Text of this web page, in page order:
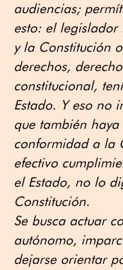
audiencias;
esto: el
y la Constitución
derechos,
constitucional,
Estado. Y eso no
que también
conformidad a la
efectivo
el Estado, no lo
Constitución.
Se busca actuar
autónomo,
dejarse orientar